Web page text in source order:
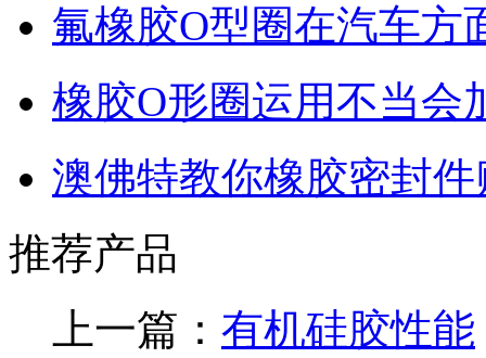
氟橡胶O型圈在汽车方
橡胶O形圈运用不当会
澳佛特教你橡胶密封
推荐产品
上一篇： 有机硅胶性能